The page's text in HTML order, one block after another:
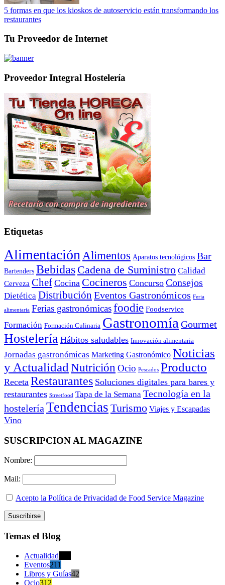
5 formas en que los kioskos de autoservicio están transformando los
restaurantes
Tu Proveedor de Internet
Proveedor Integral Hostelería
Etiquetas
Alimentación Alimentos Aparatos tecnológicos Bar
Bartenders Bebidas Cadena de Suministro Calidad
Cerveza Chef Cocina Cocineros Concurso Consejos
Dietética Distribución Eventos Gastronómicos Feria
alimentaria Ferias gastronómicasfoodie Foodservice
Formación Formación Culinaria Gastronomía Gourmet
Hostelería Hábitos saludables Innovación alimentaria
Jornadas gastronómicas Marketing Gastronómico Noticias
y Actualidad Nutrición Ocio Pescados Producto
Receta Restaurantes Soluciones digitales para bares y
restaurantes Streetfood Tapa de la Semana Tecnología en la
hostelería Tendencias Turismo Viajes y Escapadas
Vino
SUSCRIPCION AL MAGAZINE
Nombre:
Mail:
Acepto la Política de Privacidad de Food Service Magazine
Temas el Blog
Actualidad
Eventos211
Libros y Guías42
Ocio312